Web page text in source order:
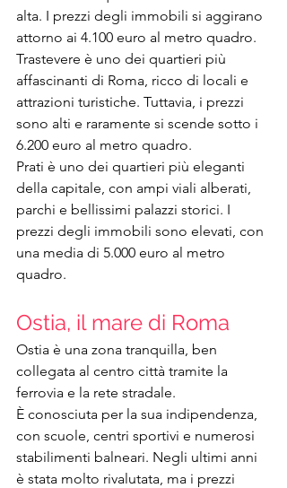
alta. I prezzi degli immobili si aggirano
attorno ai 4.100 euro al metro quadro.
Trastevere è uno dei quartieri più
affascinanti di Roma, ricco di locali e
attrazioni turistiche. Tuttavia, i prezzi
sono alti e raramente si scende sotto i
6.200 euro al metro quadro.
Prati è uno dei quartieri più eleganti
della capitale, con ampi viali alberati,
parchi e bellissimi palazzi storici. I
prezzi degli immobili sono elevati, con
una media di 5.000 euro al metro
quadro.
Ostia, il mare di Roma
Ostia è una zona tranquilla, ben
collegata al centro città tramite la
ferrovia e la rete stradale.
È conosciuta per la sua indipendenza,
con scuole, centri sportivi e numerosi
stabilimenti balneari. Negli ultimi anni
è stata molto rivalutata, ma i prezzi